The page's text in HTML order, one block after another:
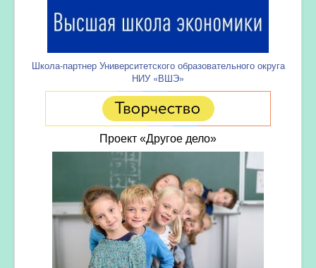
Школа-партнер Университетского образовательного округа
НИУ «ВШЭ»
Проект «Другое дело»